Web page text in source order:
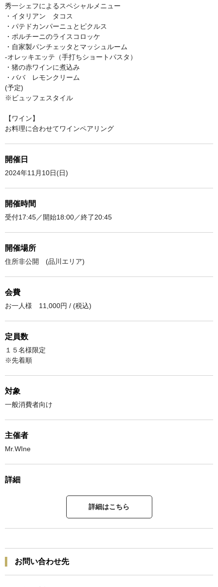
秀一シェフによるスペシャルメニュー
・イタリアン タコス
・パテドカンパーニュとピクルス
・ポルチーニのライスコロッケ
・自家製パンチェッタとマッシュルーム
‐オレッキエッテ（手打ちショートパスタ）
・猪の赤ワインに煮込み
・ババ レモンクリーム
(予定)
※ビュッフェスタイル
【ワイン】
お料理に合わせてワインペアリング
開催日
2024年11月10日(日)
開催時間
受付17:45／開始18:00／終了20:45
開催場所
住所非公開 (品川エリア)
会費
お一人様 11,000円 / (税込)
定員数
１５名様限定
※先着順
対象
一般消費者向け
主催者
Mr.WIne
詳細
詳細はこちら
お問い合わせ先